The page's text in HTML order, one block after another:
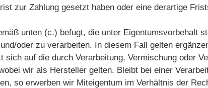
zur Zahlung gesetzt haben oder eine derartige
unten (c.) befugt, die unter Eigentumsvorbehalt
oder zu verarbeiten. In diesem Fall gelten
auf die durch Verarbeitung, Vermischung oder
wir als Hersteller gelten. Bleibt bei einer
so erwerben wir Miteigentum im Verhältnis der